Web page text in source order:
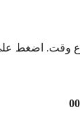
وقت. اضغط على